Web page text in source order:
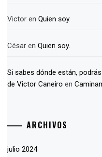
Victor en Quien soy.
César en Quien soy.
Si sabes dónde están,
de Victor Caneiro en
ARCHIVOS
julio 2024